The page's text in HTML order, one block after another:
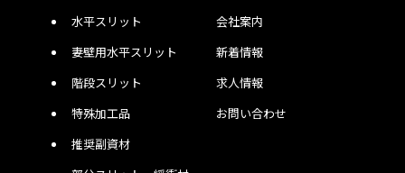
水平スリット
妻壁用水平スリット
階段スリット
特殊加工品
推奨副資材
会社案内
新着情報
求人情報
お問い合わせ